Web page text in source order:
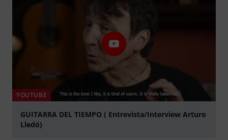
YOUTUBE
GUITARRA DEL TIEMPO ( Entrevista/Interview Arturo
Lledó)